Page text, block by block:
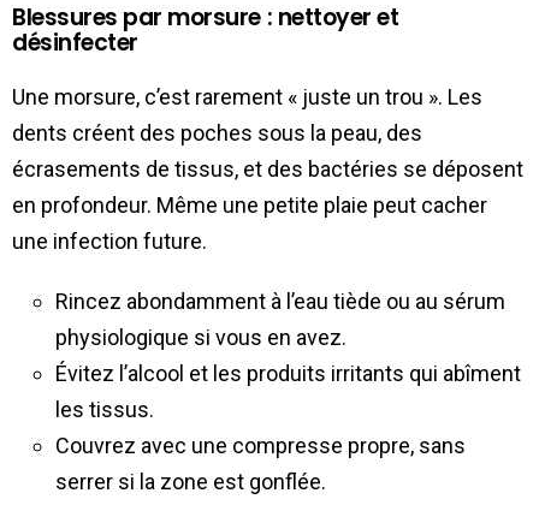
Blessures par morsure : nettoyer et
désinfecter
Une morsure, c’est rarement « juste un trou ». Les
dents créent des poches sous la peau, des
écrasements de tissus, et des bactéries se déposent
en profondeur. Même une petite plaie peut cacher
une infection future.
Rincez abondamment à l’eau tiède ou au sérum
physiologique si vous en avez.
Évitez l’alcool et les produits irritants qui abîment
les tissus.
Couvrez avec une compresse propre, sans
serrer si la zone est gonflée.